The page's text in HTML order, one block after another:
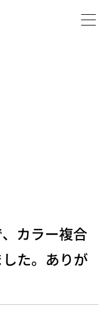
カラー複合
た。ありが